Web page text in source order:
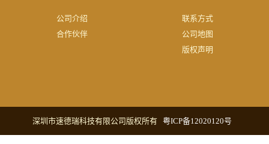
公司介绍
合作伙伴
联系方式
公司地图
版权声明
深圳市速德瑞科技有限公司版权所有 粤ICP备12020120号